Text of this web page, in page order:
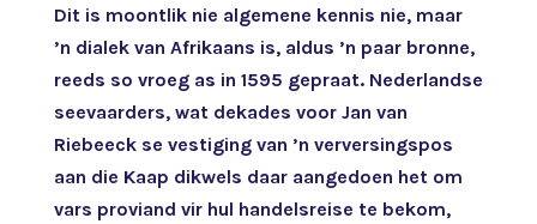
Dit is moontlik nie algemene kennis nie, maar
’n dialek van Afrikaans is, aldus ’n paar bronne,
reeds so vroeg as in 1595 gepraat. Nederlandse
seevaarders, wat dekades voor Jan van
Riebeeck se vestiging van ’n verversingspos
aan die Kaap dikwels daar aangedoen het om
vars proviand vir hul handelsreise te bekom,